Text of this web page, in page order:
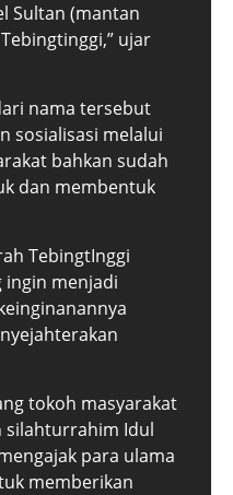
Sultan (mantan
ujar
nama tersebut
sosialisasi melalui
bahkan sudah
dan membentuk
TebingtInggi
ingin menjadi
tokoh masyarakat
silahturrahim Idul
para ulama
memberikan